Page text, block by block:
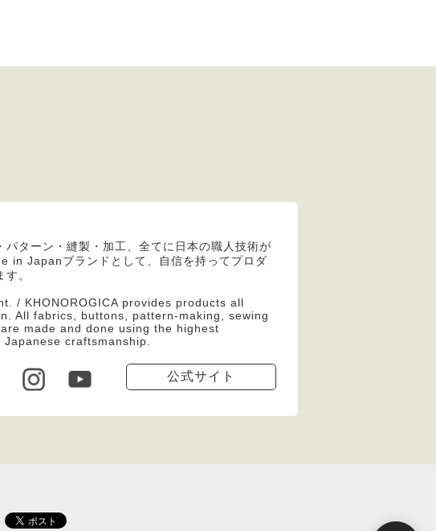
パターン・縫製・加工、全てに日本の職人技術が
in Japanブランドとして、自信を持ってプロダ
。
/ KHONOROGICA provides products all
All fabrics, buttons, pattern-making, sewing
made and done using the highest
craftsmanship.
公式サイト